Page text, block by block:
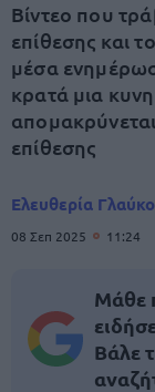
Βίντεο που
επίθεσης και
μέσα
κρατά μια
επίθεσης
Ελευθερία
08 Σεπ 2025 11:24
Μάθε
Βάλε